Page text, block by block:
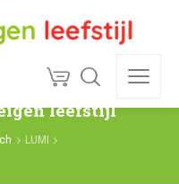
leefstijl
LUMI